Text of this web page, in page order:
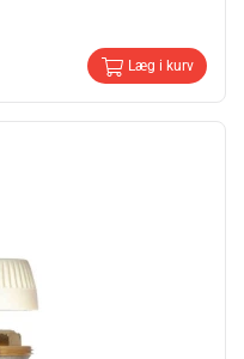
Læg i kurv